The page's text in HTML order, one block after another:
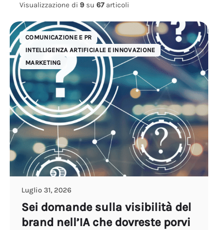
Visualizzazione di 9 su 67articoli
COMUNICAZIONE E PR
INTELLIGENZA ARTIFICIALE E INNOVAZIONE
MARKETING
Luglio 31, 2026
Sei domande sulla visibilità del
brand nell’IA che dovreste porvi